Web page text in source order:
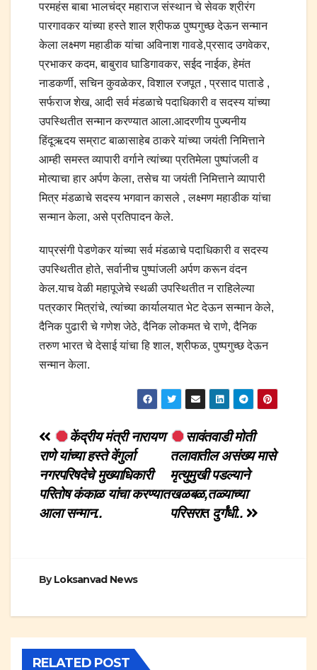
परमहंस बाबा भालचंद्र महाराज संस्थान चे सेवक श्रीरंग
पारगावकर यांच्या हस्ते शाल श्रीफळ पुष्पगुच्छ देऊन सन्मान
केला लक्ष्मण महाडीक यांचा अविनाश गावडे,प्रसाद उगवेकर,
प्रभाकर कदम, बाबुराव घाडिगावकर, सईद नाईक, हेमंत
नाडकर्णी, सचिन कुवळेकर, विशाल रजपूत , प्रसाद पाताडे ,
सर्फराज शेख, आदी सर्व मंडळाचे पदाधिकारी व सदस्य यांच्या
उपस्थितीत सन्मान करण्यात आला.आदरणीय पुज्यनीय
हिंदूऋदय सम्राट बाळासाहेब ठाकरे यांच्या जयंती निमित्ताने
आम्ही समस्त व्यापारी वर्गाने त्यांच्या प्रतिमेला पुष्पांजली व
मोत्याचा हार अर्पण केला, तसेच या जयंती निमित्ताने व्यापारी
मित्र मंडळाचे सदस्य भगवान कासले , लक्ष्मण महाडीक यांचा
सन्मान केला, असे प्रतिपादन केले.
याप्रसंगी पेडणेकर यांच्या सर्व मंडळाचे पदाधिकारी व सदस्य
उपस्थितीत होते, सर्वानीच पुष्पांजली अर्पण करून वंदन
केल.याच वेळी महापूजेचे स्थळी उपस्थितीत न राहिलेल्या
पत्रकार मित्रांचे, त्यांच्या कार्यालयात भेट देऊन सन्मान केले,
दैनिक पुढारी चे गणेश जेठे, दैनिक लोकमत चे राणे, दैनिक
तरुण भारत चे देसाई यांचा हि शाल, श्रीफळ, पुष्पगुच्छ देऊन
सन्मान केला.
Post
navigation
सावंतवाडी मोती
तलावातील असंख्य मासे
मृत्युमुखी पडल्याने
खळबळ,तळ्याच्या
परिसरातदुर्गंधी..
केंद्रीय मंत्री नारायण
राणे यांच्या हस्ते वेंगुर्ला
नगरपरिषदेचे मुख्याधिकारी
परितोष कंकाळ यांचा करण्यात
आला सन्मान..
ByLoksanvad News
RELATED POST